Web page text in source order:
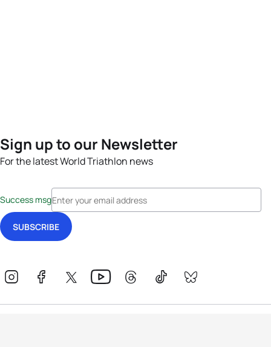
Sign up to our Newsletter
For the latest World Triathlon news
Success msg